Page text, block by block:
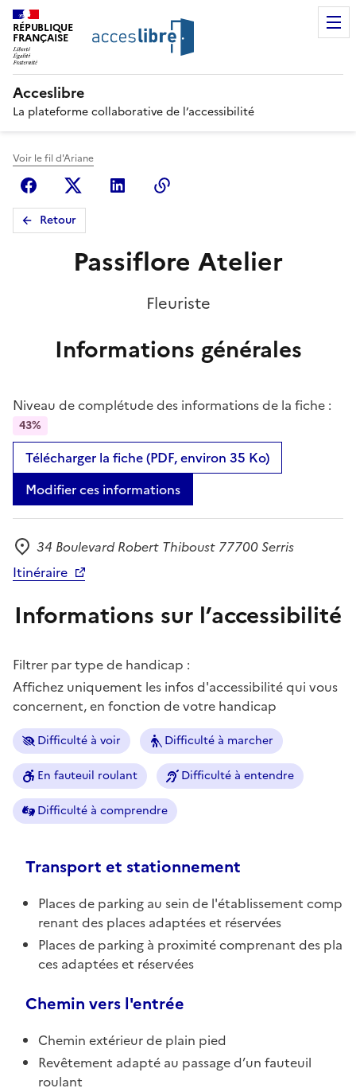
RÉPUBLIQUE
FRANÇAISE
Acceslibre
La plateforme collaborative de l’accessibilité
Voir le fil d'Ariane
FacebookX (anciennement Twitter)
Linkedin
Retour
Passiflore Atelier
Fleuriste
Informations générales
Niveau de complétude des informations de la fiche :
43%
Télécharger la fiche (PDF, environ 35 Ko)
Modifier ces informations
Adresse
34 Boulevard Robert Thiboust 77700 Serris
Itinéraire
Informations sur l’accessibilité
Filtrer par type de handicap :
Affichez uniquement les infos d'accessibilité qui vous
concernent, en fonction de votre handicap
Difficulté à voir Difficulté à marcher
En fauteuil roulant Difficulté à entendre
Difficulté à comprendre
Transport et stationnement
Places de parking au sein de l'établissement comp
renant des places adaptées et réservées
Places de parking à proximité comprenant des pla
ces adaptées et réservées
Chemin vers l'entrée
Chemin extérieur de plain pied
Revêtement adapté au passage d’un fauteuil
roulant